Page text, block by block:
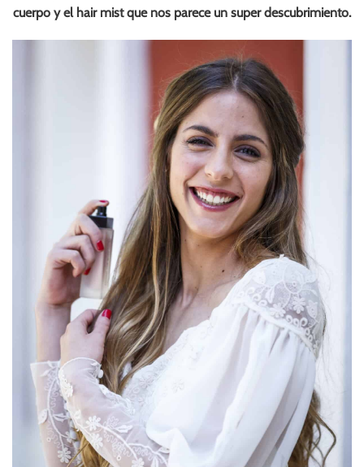
cuerpo y el hair mist que nos parece un super descubrimiento.